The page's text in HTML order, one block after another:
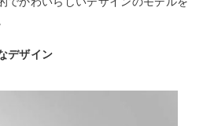
デザイン